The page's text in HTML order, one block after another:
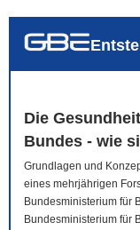
auch in allen
Die
Bundes - wie
Grundlagen und
eines mehrjährigen
Bundesministerium für
Bundesministerium für